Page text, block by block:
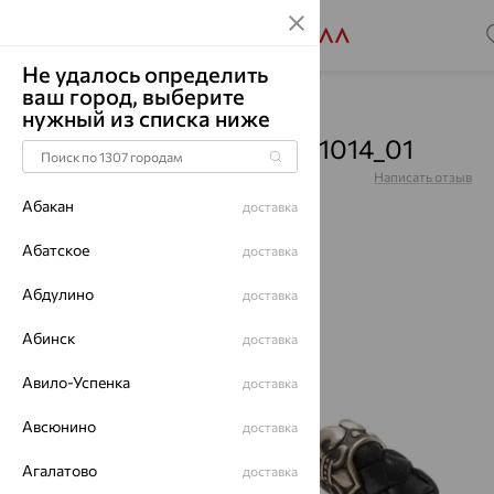
Главная Каталог Браслеты декоративные
Браслет, серебро, RH631014_01
Артикул:RH631014_01 Написать отзыв
Не удалось определить
ваш город, выберите
нужный из списка ниже
Абакан доставка
Абатское доставка
Абдулино доставка
Абинск доставка
Авило-Успенка доставка
Авсюнино доставка
Агалатово доставка